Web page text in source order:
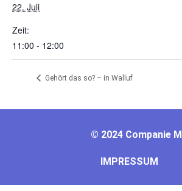
22. Juli
Zeit:
11:00 - 12:00
Gehört das so? – in Walluf
© 2024 Companie M
IMPRESSUM